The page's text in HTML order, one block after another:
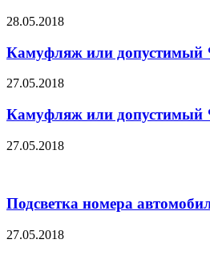
28.05.2018
Камуфляж или допустимый
27.05.2018
Камуфляж или допустимый
27.05.2018
Подсветка номера
27.05.2018